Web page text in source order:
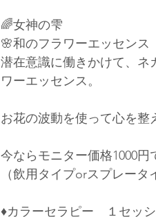
🌈女神の雫
🌸和のフラワーエッセンス
潜在意識に働きかけて、ネ
ワーエッセンス。
お花の波動を使って心を整
今ならモニター価格1000円
（飲用タイプorスプレータ
♦️カラーセラピー　１セッ